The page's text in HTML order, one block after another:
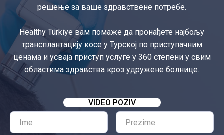
решење за ваше здравствене потребе.
Healthy Türkiye вам помаже да пронађете најбољу
трансплантацију косе у Турској по приступачним
ценама и усваја приступ услуге у 360 степени у свим
областима здравства кроз удружене болнице.
VIDEO POZIV